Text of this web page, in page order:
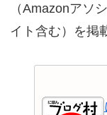
（Amazonアソ
イト含む）を掲